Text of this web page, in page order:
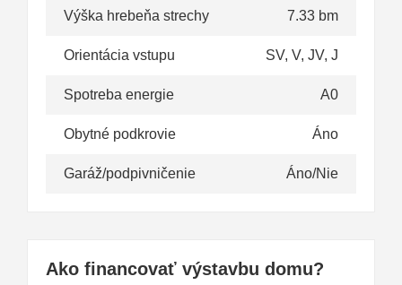
Výška hrebeňa strechy 7.33 bm
Orientácia vstupu SV, V, JV, J
Spotreba energie A0
Obytné podkrovie Áno
Garáž/podpivničenie Áno/Nie
Ako financovať výstavbu domu?